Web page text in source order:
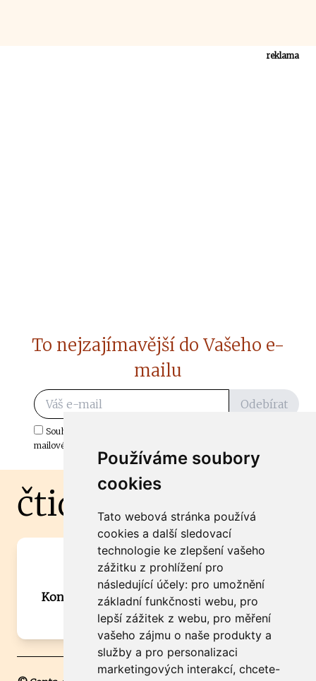
Používáme soubory
cookies
Tato webová stránka používá
cookies a další sledovací
technologie ke zlepšení vašeho
zážitku z prohlížení pro
následující účely: pro umožnění
základní funkčnosti webu, pro
lepší zážitek z webu, pro měření
vašeho zájmu o naše produkty a
služby a pro personalizaci
marketingových interakcí, chcete-
reklama
To nejzajímavější do Vašeho e-
mailu
Odebírat
Souhlasím s odběrem důležitých zpráv ze ČtiDoma.cz do mé e-
mailové schránky.
čtidoma.cz
Máte zajímavou informaci? Chcete
spolupracovat?
Kontaktujte šéfredaktora Martina Chalupu:
chalupa@ctidoma.cz